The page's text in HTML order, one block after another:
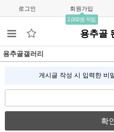
로그인 회원가입
2,000원 적립
용추골
용추골갤러리
게시글 작성 시 입력한 비
확인